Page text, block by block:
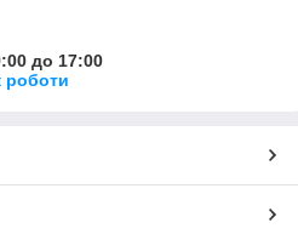
до 17:00
роботи